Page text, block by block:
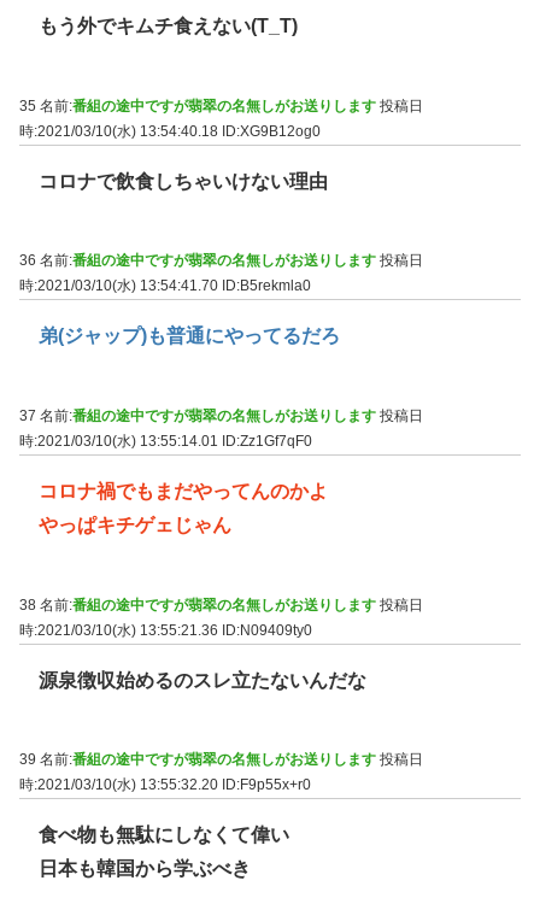
もう外でキムチ食えない(T_T)
35 名前:番組の途中ですが翡翠の名無しがお送りします 投稿日
時:2021/03/10(水) 13:54:40.18 ID:XG9B12og0
コロナで飲食しちゃいけない理由
36 名前:番組の途中ですが翡翠の名無しがお送りします 投稿日
時:2021/03/10(水) 13:54:41.70 ID:B5rekmla0
弟(ジャップ)も普通にやってるだろ
37 名前:番組の途中ですが翡翠の名無しがお送りします 投稿日
時:2021/03/10(水) 13:55:14.01
ID:Zz1Gf7qF0
コロナ禍でもまだやってんのかよ
やっぱキチゲェじゃん
38 名前:番組の途中ですが翡翠の名無しがお送りします 投稿日
時:2021/03/10(水) 13:55:21.36 ID:N09409ty0
源泉徴収始めるのスレ立たないんだな
39 名前:番組の途中ですが翡翠の名無しがお送りします 投稿日
時:2021/03/10(水) 13:55:32.20 ID:F9p55x+r0
食べ物も無駄にしなくて偉い
日本も韓国から学ぶべき